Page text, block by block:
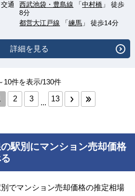
交通
西武池袋・豊島線 「中村橋 」 徒歩
8分
都営大江戸線 「練馬 」 徒歩14分
詳細を見る
10件を表示/130件
2 3 ... 13
駅別にマンション売却価格
でマンション売却価格の推定相場